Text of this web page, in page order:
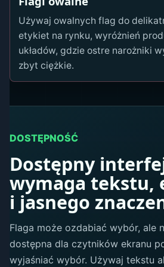
Używaj owalnych flag do
etykiet na rynku, wyróżnień
układów, gdzie ostre narożniki
zbyt ciężkie.
DOSTĘPNOŚĆ
Dostępny
wymaga tekstu,
i jasnego
Flaga może ozdabiać wybór, ale
dostępna dla czytników ekranu
wyjaśniać wybór. Używaj tekstu